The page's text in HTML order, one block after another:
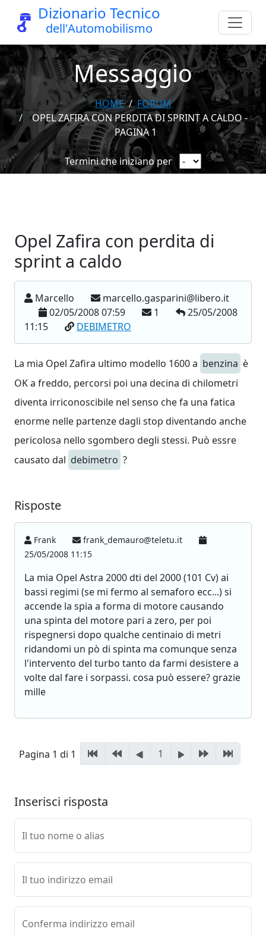
Dizionario Tecnico
dell'Automobilismo
Messaggio
HOME
FORUM
OPEL ZAFIRA CON PERDITA DI SPRINT A CALDO -
PAGINA 1
Termini che iniziano per
Opel Zafira con perdita di
sprint a caldo
Marcello
marcello.gasparini@libero.it
02/05/2008 07:59
1
25/05/2008
11:15
DEBIMETRO
La mia Opel Zafira ultimo modello 1600 a benzina è
OK a freddo, percorsi poi una decina di chilometri
diventa irriconoscibile nel senso che fa una fatica
enorme nelle partenze dagli stop diventando anche
pericolosa nello sgombero degli stessi. Può essre
causato dal debimetro ?
Risposte
Frank
frank_demauro@teletu.it
25/05/2008 11:15
La mia Opel Astra 2000 dti del 2000 (101 Cv) ai
bassi regimi (se mi fermo al semaforo ecc...) si
accende la spia a forma di motore causando
una spinta del motore pari a zero, per poi
rispegnersi dopo qualche centinaio di metri
ridandomi un pò di spinta ma comunque senza
l'intervento del turbo tanto da farmi desistere a
volte dal fare i sorpassi. cosa può essere? grazie
mille
Pagina 1 di 1 1
Inserisci risposta
Il tuo nome o alias
Il tuo indirizzo email
Conferma indirizzo email